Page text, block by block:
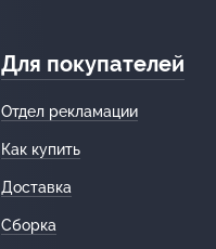
Для покупателей
Отдел рекламации
Как купить
Доставка
Сборка